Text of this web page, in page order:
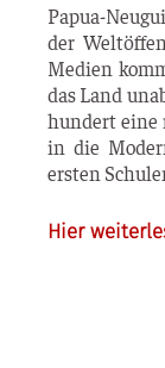
Papua-
der
Medi­en
das Land
hun­dert eine
in die
ers­ten
Hier